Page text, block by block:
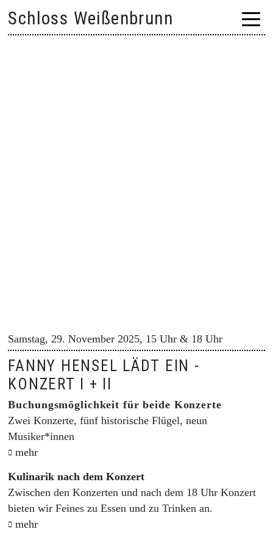
content
Schloss Weißenbrunn
Samstag, 29. November 2025, 15 Uhr & 18 Uhr
FANNY HENSEL LÄDT EIN -
KONZERT I + II
Buchungsmöglichkeit für beide Konzerte
Zwei Konzerte, fünf historische Flügel, neun
Musiker*innen
mehr
Kulinarik nach dem Konzert
Zwischen den Konzerten und nach dem 18 Uhr Konzert
bieten wir Feines zu Essen und zu Trinken an.
mehr